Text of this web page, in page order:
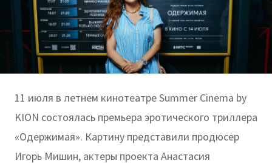
11 июля в летнем кинотеатре Summer Cinema by
KION состоялась премьера эротического триллера
«Одержимая». Картину представили продюсер
Игорь Мишин, актеры проекта Анастасия